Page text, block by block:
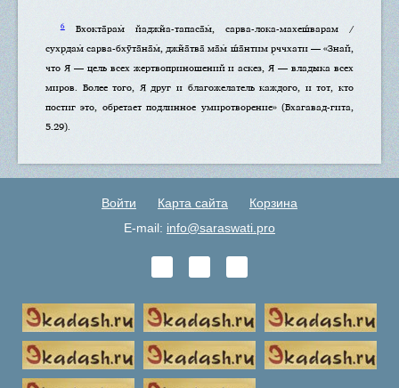
6Бхокта̄рам̇ йаджн̃а-тапаса̄м̇, сарва-лока-махеш́варам /
сухр̣дам̇ сарва-бхӯта̄на̄м̇, джн̃а̄тва̄ ма̄м̇ ш́а̄нтим р̣ччхати — «Знай,
что Я — цель всех жертвоприношений и аскез, Я — владыка всех
миров. Более того, Я друг и благожелатель каждого, и тот, кто
постиг это, обретает подлинное умиротворение» (Бхагавад-гита,
5.29).
Войти Карта сайта
Корзина
E-mail: info@saraswati.pro